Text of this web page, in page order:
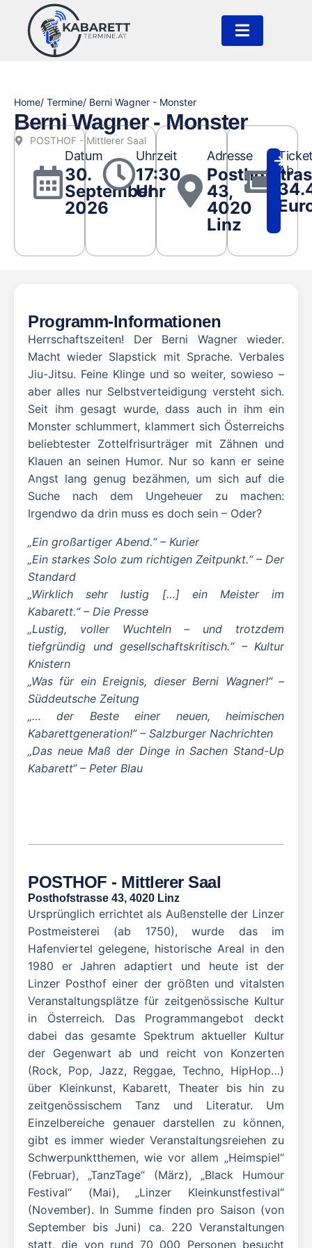
Home/ Termine/ Berni Wagner - Monster
Berni Wagner - Monster
POSTHOF - Mittlerer Saal
Datum
30.
September
2026
Uhrzeit
17:30
Uhr
Adresse
43,
4020
Linz
Ab
Programm-Informationen
Herrschaftszeiten! Der Berni Wagner wieder.
Macht wieder Slapstick mit Sprache. Verbales
Jiu-Jitsu. Feine Klinge und so weiter, sowieso –
aber alles nur Selbstverteidigung versteht sich.
Seit ihm gesagt wurde, dass auch in ihm ein
Monster schlummert, klammert sich Österreichs
beliebtester Zottelfrisurträger mit Zähnen und
Klauen an seinen Humor. Nur so kann er seine
Angst lang genug bezähmen, um sich auf die
Suche nach dem Ungeheuer zu machen:
Irgendwo da drin muss es doch sein – Oder?
„Ein großartiger Abend.“ – Kurier
„Ein starkes Solo zum richtigen Zeitpunkt.“ – Der
Standard
„Wirklich sehr lustig […] ein Meister im
Kabarett.“ – Die Presse
„Lustig, voller Wuchteln – und trotzdem
tiefgründig und gesellschaftskritisch.“ – Kultur
Knistern
„Was für ein Ereignis, dieser Berni Wagner!“ –
Süddeutsche Zeitung
„… der Beste einer neuen, heimischen
Kabarettgeneration!“ – Salzburger Nachrichten
„Das neue Maß der Dinge in Sachen Stand-Up
Kabarett“ – Peter Blau
POSTHOF - Mittlerer Saal
Posthofstrasse 43, 4020 Linz
Ursprünglich errichtet als Außenstelle der Linzer
Postmeisterei (ab 1750), wurde das im
Hafenviertel gelegene, historische Areal in den
1980 er Jahren adaptiert und heute ist der
Linzer Posthof einer der größten und vitalsten
Veranstaltungsplätze für zeitgenössische Kultur
in Österreich. Das Programmangebot deckt
dabei das gesamte Spektrum aktueller Kultur
der Gegenwart ab und reicht von Konzerten
(Rock, Pop, Jazz, Reggae, Techno, HipHop…)
über Kleinkunst, Kabarett, Theater bis hin zu
zeitgenössischem Tanz und Literatur. Um
Einzelbereiche genauer darstellen zu können,
gibt es immer wieder Veranstaltungsreiehen zu
Schwerpunktthemen, wie vor allem „Heimspiel“
(Februar), „TanzTage“ (März), „Black Humour
Festival“ (Mai), „Linzer Kleinkunstfestival“
(November). In Summe finden pro Saison (von
September bis Juni) ca. 220 Veranstaltungen
statt, die von rund 70 000 Personen besucht